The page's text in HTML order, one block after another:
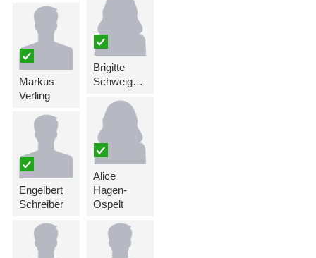
Markus
Verling
Engelbert
Schreiber
Brigitte
Schweiger-Hartmann
Alice
Hagen-
Ospelt